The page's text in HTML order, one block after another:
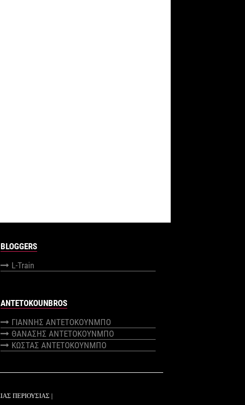
BLOGGERS
L-Train
ANTETOKOUNBROS
ΓΙΑΝΝΗΣ ΑΝΤΕΤΟΚΟΥΝΜΠΟ
ΘΑΝΑΣΗΣ ΑΝΤΕΤΟΚΟΥΝΜΠΟ
ΚΩΣΤΑΣ ΑΝΤΕΤΟΚΟΥΝΜΠΟ